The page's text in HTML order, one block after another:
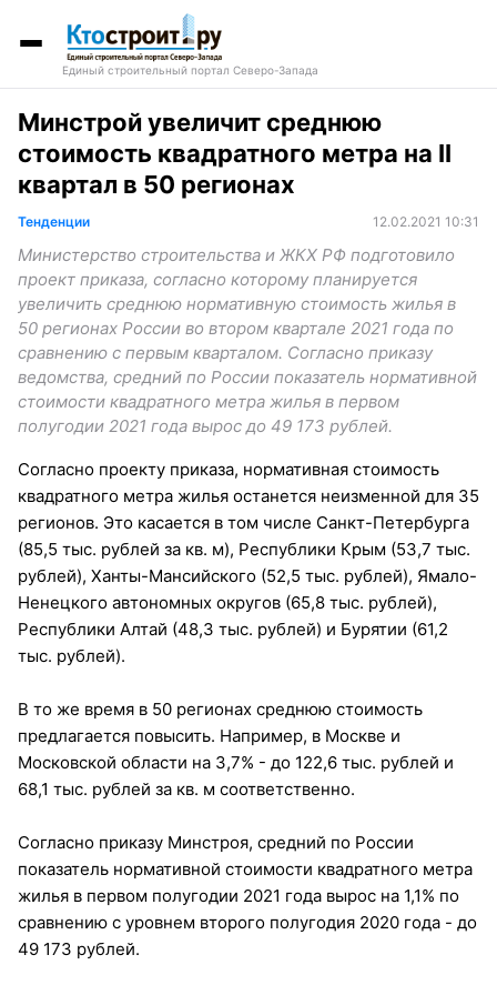
Единый строительный портал Северо-Запада
Минстрой увеличит среднюю
стоимость квадратного метра на II
квартал в 50 регионах
Тенденции 12.02.2021 10:31
Министерство строительства и ЖКХ РФ подготовило
проект приказа, согласно которому планируется
увеличить среднюю нормативную стоимость жилья в
50 регионах России во втором квартале 2021 года по
сравнению с первым кварталом. Согласно приказу
ведомства, средний по России показатель нормативной
стоимости квадратного метра жилья в первом
полугодии 2021 года вырос до 49 173 рублей.
Согласно проекту приказа, нормативная стоимость
квадратного метра жилья останется неизменной для 35
регионов. Это касается в том числе Санкт-Петербурга
(85,5 тыс. рублей за кв. м), Республики Крым (53,7 тыс.
рублей), Ханты-Мансийского (52,5 тыс. рублей), Ямало-
Ненецкого автономных округов (65,8 тыс. рублей),
Республики Алтай (48,3 тыс. рублей) и Бурятии (61,2
тыс. рублей).
В то же время в 50 регионах среднюю стоимость
предлагается повысить. Например, в Москве и
Московской области на 3,7% - до 122,6 тыс. рублей и
68,1 тыс. рублей за кв. м соответственно.
Согласно приказу Минстроя, средний по России
показатель нормативной стоимости квадратного метра
жилья в первом полугодии 2021 года вырос на 1,1% по
сравнению с уровнем второго полугодия 2020 года - до
49 173 рублей.